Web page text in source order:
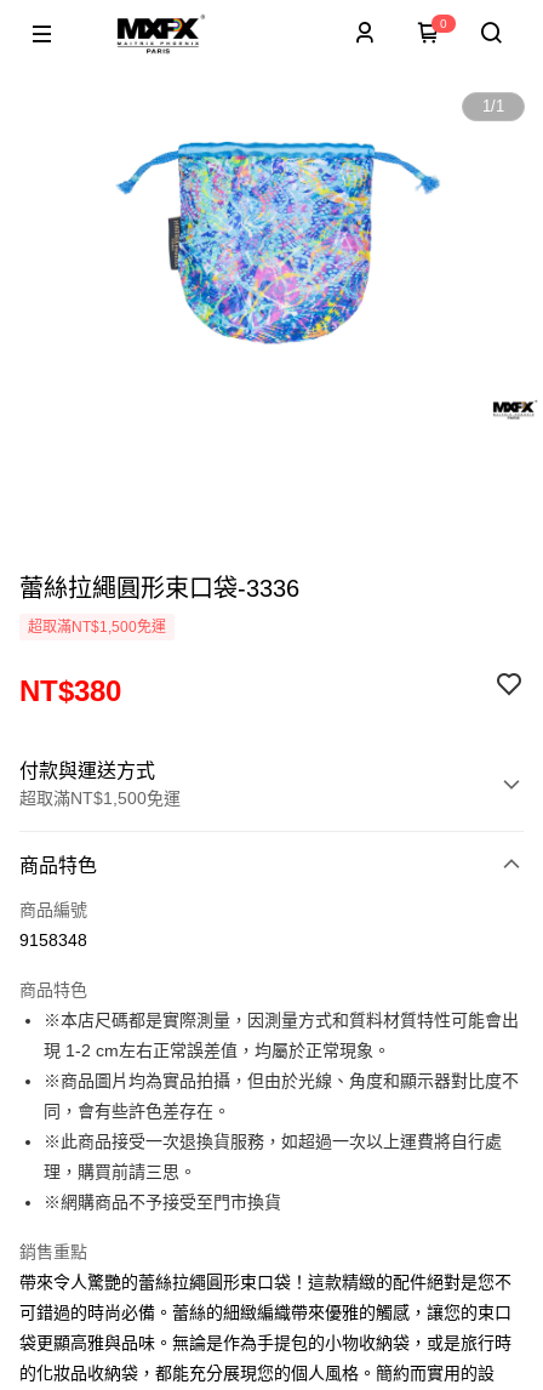
0
1/1
蕾絲拉繩圓形束口袋-3336
超取滿NT$1,500免運
NT$380
付款與運送方式
超取滿NT$1,500免運
信用卡一次付款
超商取貨付款
Apple Pay
街口支付
悠遊付
AFTEE先享後付
相關說明
【關於「AFTEE先享後付」】
便利好安心！
１．簡單：不需註冊會員、不需綁卡、不需儲值。
２．便利：只要手機號碼，簡訊認證，即可結帳。
３．安心：先確認商品／服務後，再付款。
１．於結帳方式選擇「AFTEE先享後付」後，將跳轉至「AFTEE先享後付」
運送方式
全家取貨付款
每筆NT$60，滿NT$1,500(含以上)免運費
商品特色
商品編號
9158348
商品特色
※本店尺碼都是實際測量，因測量方式和質料材質特性可能會出
現 1-2 cm左右正常誤差值，均屬於正常現象。
※商品圖片均為實品拍攝，但由於光線、角度和顯示器對比度不
同，會有些許色差存在。
※此商品接受一次退換貨服務，如超過一次以上運費將自行處
理，購買前請三思。
※網購商品不予接受至門市換貨
銷售重點
帶來令人驚艷的蕾絲拉繩圓形束口袋！這款精緻的配件絕對是您不
可錯過的時尚必備。蕾絲的細緻編織帶來優雅的觸感，讓您的束口
袋更顯高雅與品味。無論是作為手提包的小物收納袋，或是旅行時
的化妝品收納袋，都能充分展現您的個人風格。簡約而實用的設